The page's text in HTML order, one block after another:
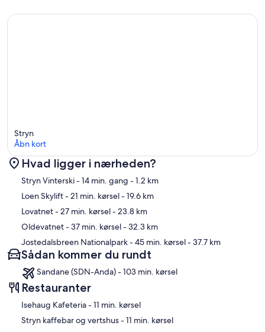
Kort
Stryn
Åbn kort
Hvad ligger i nærheden?
Stryn Vinterski- 14 min. gang - 1.2 km
Loen Skylift- 21 min. kørsel- 19.6 km
Lovatnet- 27 min. kørsel- 23.8 km
Oldevatnet- 37 min. kørsel- 32.3 km
Jostedalsbreen Nationalpark- 45 min. kørsel- 37.7 km
Sådan kommer du rundt
Sandane (SDN-Anda) - 103 min. kørsel
Restauranter
‪Isehaug Kafeteria - ‬11 min. kørsel
‪Stryn kaffebar og vertshus - ‬11 min. kørsel